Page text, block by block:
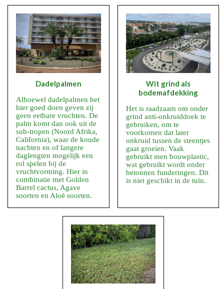
Dadelpalmen
Alhoewel dadelpalmen het
hier goed doen geven zij
geen eetbare vruchten. De
palm komt dan ook uit de
sub-tropen (Noord Afrika,
California), waar de koude
nachten en of langere
daglengten mogelijk een
rol spelen bij de
vruchtvorming. Hier in
combinatie met Golden
Barrel cactus, Agave
soorten en Aloë soorten.
Wit grind als
bodemafdekking
Het is raadzaam om onder
grind anti-onkruiddoek te
gebruiken, om te
voorkomen dat later
onkruid tussen de steentjes
gaat groeien. Vaak
gebruikt men bouwplastic,
wat gebruikt wordt onder
betonnen funderingen. Dit
is niet geschikt in de tuin.